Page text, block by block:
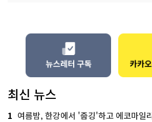
최신 뉴스
1 여름밤, 한강에서 '줍깅'하고 에코마일